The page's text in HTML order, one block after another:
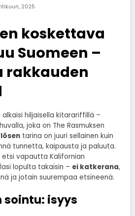
2025
koskettava
Suomeen –
rakkauden
hiljaisella kitarariffillä –
joka on The Rasmuksen
tarina on juuri sellainen kuin
tunnetta, kaipausta ja paluuta.
vapautta Kalifornian
lopulta takaisin – ei katkerana,
ja jotain suurempaa etsineenä.
sointu: isyys